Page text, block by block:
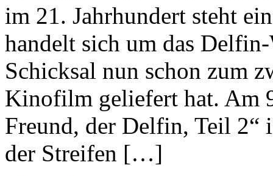
im 21. Jahrhundert steht
handelt sich um das
Schicksal nun schon zum
Kinofilm geliefert hat. Am
Freund, der Delfin, Teil 2“
der Streifen […]